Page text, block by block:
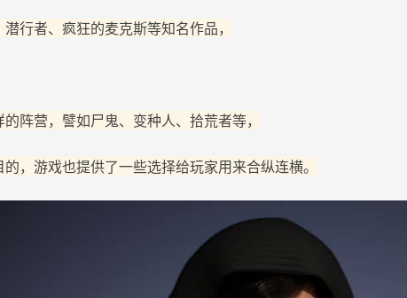
行者、疯狂的麦克斯等知名作品，
阵营，譬如尸鬼、变种人、拾荒者等，
，游戏也提供了一些选择给玩家用来合纵连横。